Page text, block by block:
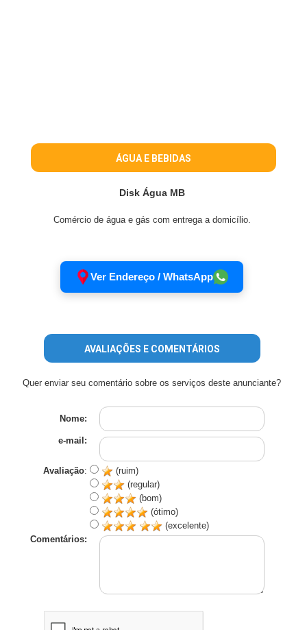
ÁGUA E BEBIDAS
Disk Água MB
Comércio de água e gás com entrega a domicílio.
Ver Endereço / WhatsApp
AVALIAÇÕES E COMENTÁRIOS
Quer enviar seu comentário sobre os serviços deste anunciante?
Nome:
e-mail:
Avaliação:
(ruim)
(regular)
(bom)
(ótimo)
(excelente)
Comentários: